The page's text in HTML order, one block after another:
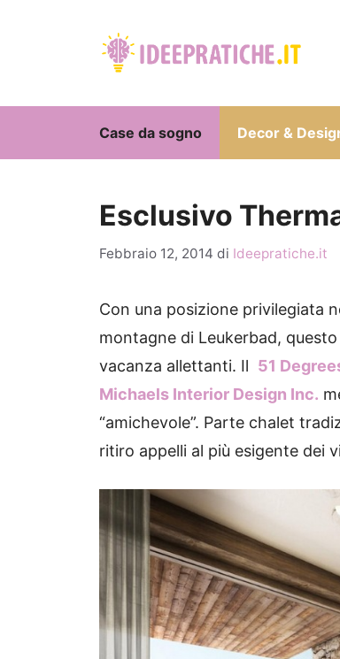
Case da sogno Decor &
Esclusivo
Febbraio 12, 2014 di Ideepratiche.it
Con una posizione privilegiata
montagne di Leukerbad,
vacanza allettanti. Il 51
Michaels Interior Design Inc.
“amichevole”. Parte chalet
ritiro appelli al più esigente dei